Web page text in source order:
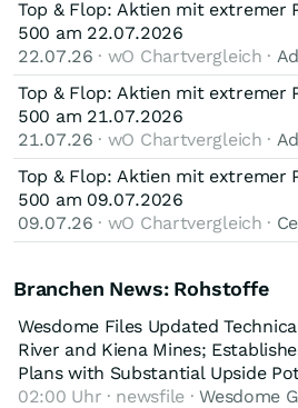
verweist zudem auf die begleitende Pressemitteilung, in der
dieAuswirkungen auf Produktion,
detailliert beschrieben sind.
imErgebnis der Jahre 2025 und 2026
hat Freeport Erfahrung mit solchen
nach außen hin ruhig und strukturiert, doch der Rückschlag
ist nicht zu unterschätzen. Entscheidend wird sein, wie
schnell die betroffenen Bereiche wieder in Betrieb genommen
werden können.
Angesichts der Größenordnung des
auszugehen, dass es längere Zeit dauern wird, bis sich der
Aktienkurs wieder erholt.
Da ich jedoch langfristig orientiert bin
Freeport überzeugt bin, bleibe ich
Top & Flop: Aktien mit extremer
500 am 22.07.2026
22.07.26 · wO Chartvergleich ·
Top & Flop: Aktien mit extremer
500 am 21.07.2026
21.07.26 · wO Chartvergleich ·
Top & Flop: Aktien mit extremer
500 am 09.07.2026
09.07.26 · wO Chartvergleich ·
Branchen News: Rohstoffe
Wesdome Files Updated
River and Kiena Mines;
Plans with Substantial Upside
02:00 Uhr · newsfile ·Wesdome